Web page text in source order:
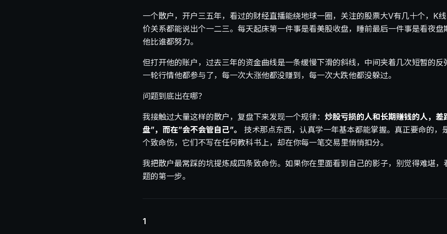
一个散户，开户三五年，看过的财经直播能绕地球一圈，关注的股票大V有几十个，K
价关系都能说出个一二三。每天起床第一件事是看美股收盘，睡前最后一件事是看夜盘
他比谁都努力。
但打开他的账户，过去三年的资金曲线是一条缓慢下滑的斜线，中间夹着几次短暂的反
一轮行情他都参与了，每一次大涨他都没赚到，每一次大跌他都没躲过。
问题到底出在哪？
我接触过大量这样的散户，复盘下来发现一个规律： 炒股亏损的人和长期赚钱的人，
盘”，而在”会不会管自己”。
技术那点东西，认真学一年基本都能掌握。真正要命的，
个致命伤，它们不写在任何教科书上，却在你每一笔交易里悄悄扣分。
我把散户最常踩的坑提炼成四条致命伤。如果你在里面看到自己的影子，别觉得难堪，
题的第一步。
1